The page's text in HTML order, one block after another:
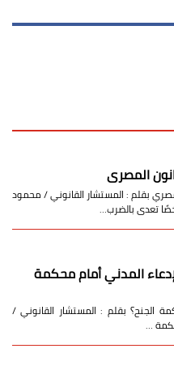
المصري
بقلم : المستشار القانوني / محمود
تعدى بالضرب…
المدني أمام محكمة
الجنح؟ بقلم : المستشار القانوني /
…